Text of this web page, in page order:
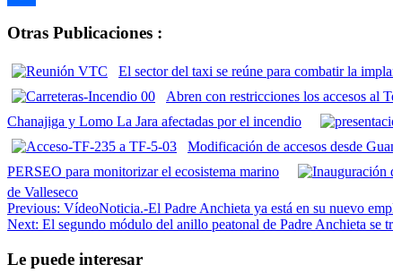
Otras Publicaciones :
El sector del taxi se reúne para combatir la
Abren con restricciones los accesos al
Chanajiga y Lomo La Jara afectadas por el incendio
Modificación de accesos desde
PERSEO para monitorizar el ecosistema marino
de Valleseco
Navegación
de
entradas
Previous: VídeoNoticia.-El Padre Anchieta ya está en su nuevo
Next: El segundo módulo del anillo peatonal de Padre Anchieta se
Le puede interesar